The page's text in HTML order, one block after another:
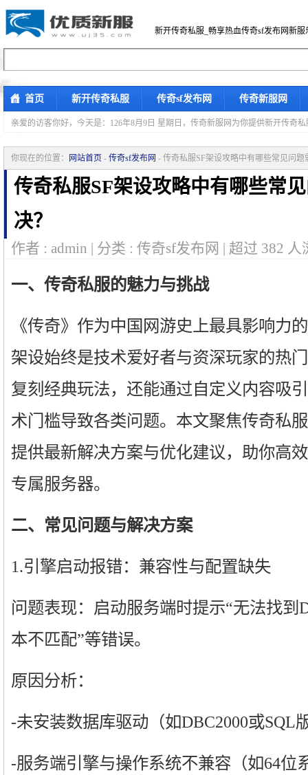
新开传奇私服_畅享热血传奇sf发布网新服
首页 新开传奇私服 传奇sf发布网 传奇新服网
亲爱的访客你好， 今天是：126年8月9日 星期日，传奇新服网为你提供新开传奇
你现在的位置： 网站首页 - 传奇sf发布网 - 传奇私服SF架设攻略中有哪些常见问题
传奇私服SF架设攻略中有哪些常
决？
作者 : admin | 分类 : 传奇sf发布网 | 超过 382 人
一、传奇私服的魅力与挑战
《传奇》作为中国网游史上最具影响力
架设始终是技术爱好者与资深玩家的热
复刻经典玩法，还能通过自定义内容吸
术门槛导致各类问题。本文聚焦传奇私
提供最新解决方案与优化建议，助你高
专属服务器。
二、常见问题与解决方案
1.引擎启动报错：兼容性与配置缺失
问题表现：启动服务端时提示“无法找到
本不匹配”等错误。
原因分析：
-未安装数据库驱动（如DBC2000或SQL
-服务端引擎与操作系统不兼容（如64位